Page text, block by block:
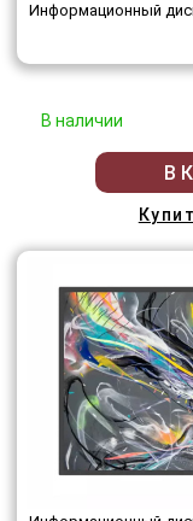
Информационный
В наличии
В